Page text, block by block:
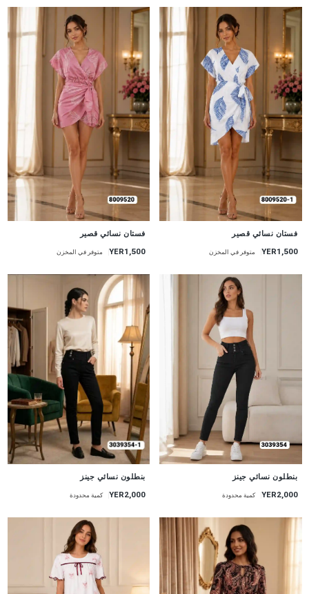
فستان نسائي قصير
YER1,500 متوفر في المخزن
فستان نسائي قصير
YER1,500 متوفر في المخزن
جديد
بنطلون نسائي جينز
YER2,000 كمية محدودة
جديد
بنطلون نسائي جينز
YER2,000 كمية محدودة